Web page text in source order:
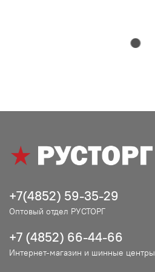
+7(4852) 59-35-29
Оптовый отдел РУСТОРГ
+7 (4852) 66-44-66
Интернет-магазин и шинные центры